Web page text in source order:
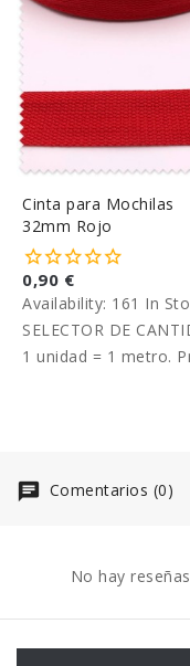
Cinta para Mochilas
32mm Rojo
0,90 €
Availability: 161 In
SELECTOR DE
1 unidad = 1 metro.
Comentarios (0)
No hay